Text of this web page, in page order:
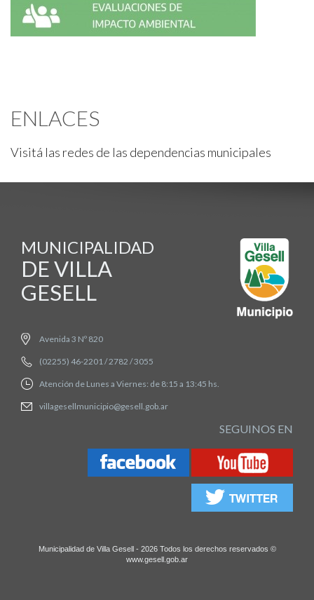
ENLACES
Visitá las redes de las dependencias municipales
MUNICIPALIDAD
DE VILLA
GESELL
Avenida 3 Nº 820
(02255) 46-2201 / 2782 / 3055
Atención de Lunes a Viernes: de 8:15 a 13:45 hs.
villagesellmunicipio@gesell.gob.ar
SEGUINOS EN
Municipalidad de Villa Gesell - 2026 Todos los derechos reservados ©
www.gesell.gob.ar